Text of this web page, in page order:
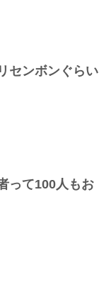
センボンぐらい
って100人もお